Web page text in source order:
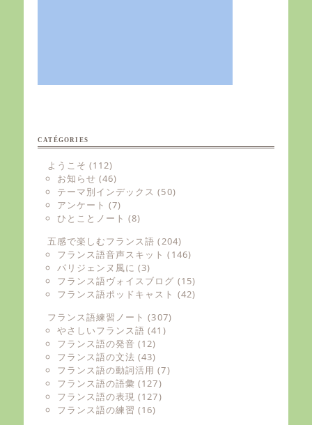
CATÉGORIES
ようこそ (112)
お知らせ (46)
テーマ別インデックス (50)
アンケート (7)
ひとことノート (8)
五感で楽しむフランス語 (204)
フランス語音声スキット (146)
パリジェンヌ風に (3)
フランス語ヴォイスブログ (15)
フランス語ポッドキャスト (42)
フランス語練習ノート (307)
やさしいフランス語 (41)
フランス語の発音 (12)
フランス語の文法 (43)
フランス語の動詞活用 (7)
フランス語の語彙 (127)
フランス語の表現 (127)
フランス語の練習 (16)